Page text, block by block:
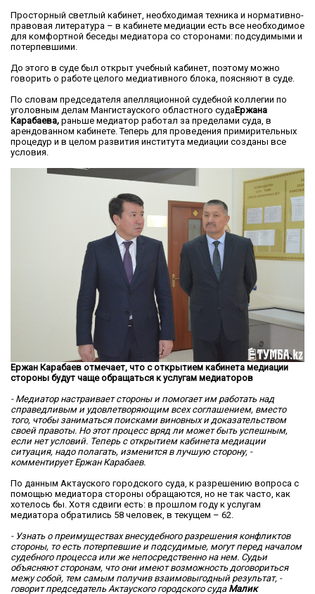
Просторный светлый кабинет, необходимая техника и нормативно-
правовая литература – в кабинете медиации есть все необходимое
для комфортной беседы медиатора со сторонами: подсудимыми и
потерпевшими.
До этого в суде был открыт учебный кабинет, поэтому можно
говорить о работе целого медиативного блока, поясняют в суде.
По словам председателя апелляционной судебной коллегии по
уголовным делам Мангистауского областного судаЕржана
Карабаева, раньше медиатор работал за пределами суда, в
арендованном кабинете. Теперь для проведения примирительных
процедур и в целом развития института медиации созданы все
условия.
Ержан Карабаев отмечает, что с открытием кабинета медиации
стороны будут чаще обращаться к услугам медиаторов
- Медиатор настраивает стороны и помогает им работать над
справедливым и удовлетворяющим всех соглашением, вместо
того, чтобы заниматься поисками виновных и доказательством
своей правоты. Но этот процесс вряд ли может быть успешным,
если нет условий. Теперь с открытием кабинета медиации
ситуация, надо полагать, изменится в лучшую сторону, -
комментирует Ержан Карабаев.
По данным Актауского городского суда, к разрешению вопроса с
помощью медиатора стороны обращаются, но не так часто, как
хотелось бы. Хотя сдвиги есть: в прошлом году к услугам
медиатора обратились 58 человек, в текущем – 62.
- Узнать о преимуществах внесудебного разрешения конфликтов
стороны, то есть потерпевшие и подсудимые, могут перед началом
судебного процесса или же непосредственно на нем. Судьи
объясняют сторонам, что они имеют возможность договориться
межу собой, тем самым получив взаимовыгодный результат, -
говорит председатель Актауского городского суда Малик